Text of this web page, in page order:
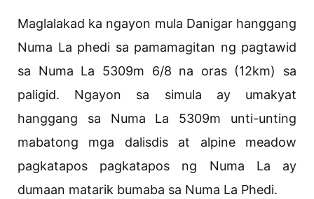
Maglalakad ka ngayon mula Danigar hanggang
Numa La phedi sa pamamagitan ng pagtawid
sa Numa La 5309m 6/8 na oras (12km) sa
paligid. Ngayon sa simula ay umakyat
hanggang sa Numa La 5309m unti-unting
mabatong mga dalisdis at alpine meadow
pagkatapos pagkatapos ng Numa La ay
dumaan matarik bumaba sa Numa La Phedi.